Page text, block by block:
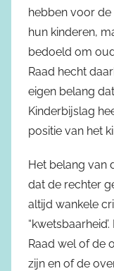
hebben voor
hun kinderen,
bedoeld om
Raad hecht
eigen belang
Kinderbijslag
positie van het
Het belang van
dat de rechter
altijd wankele
Raad wel of de
zijn en of de